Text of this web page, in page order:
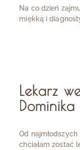
Na co dzień
miękką i
Lekarz
Od
chciałam zostać